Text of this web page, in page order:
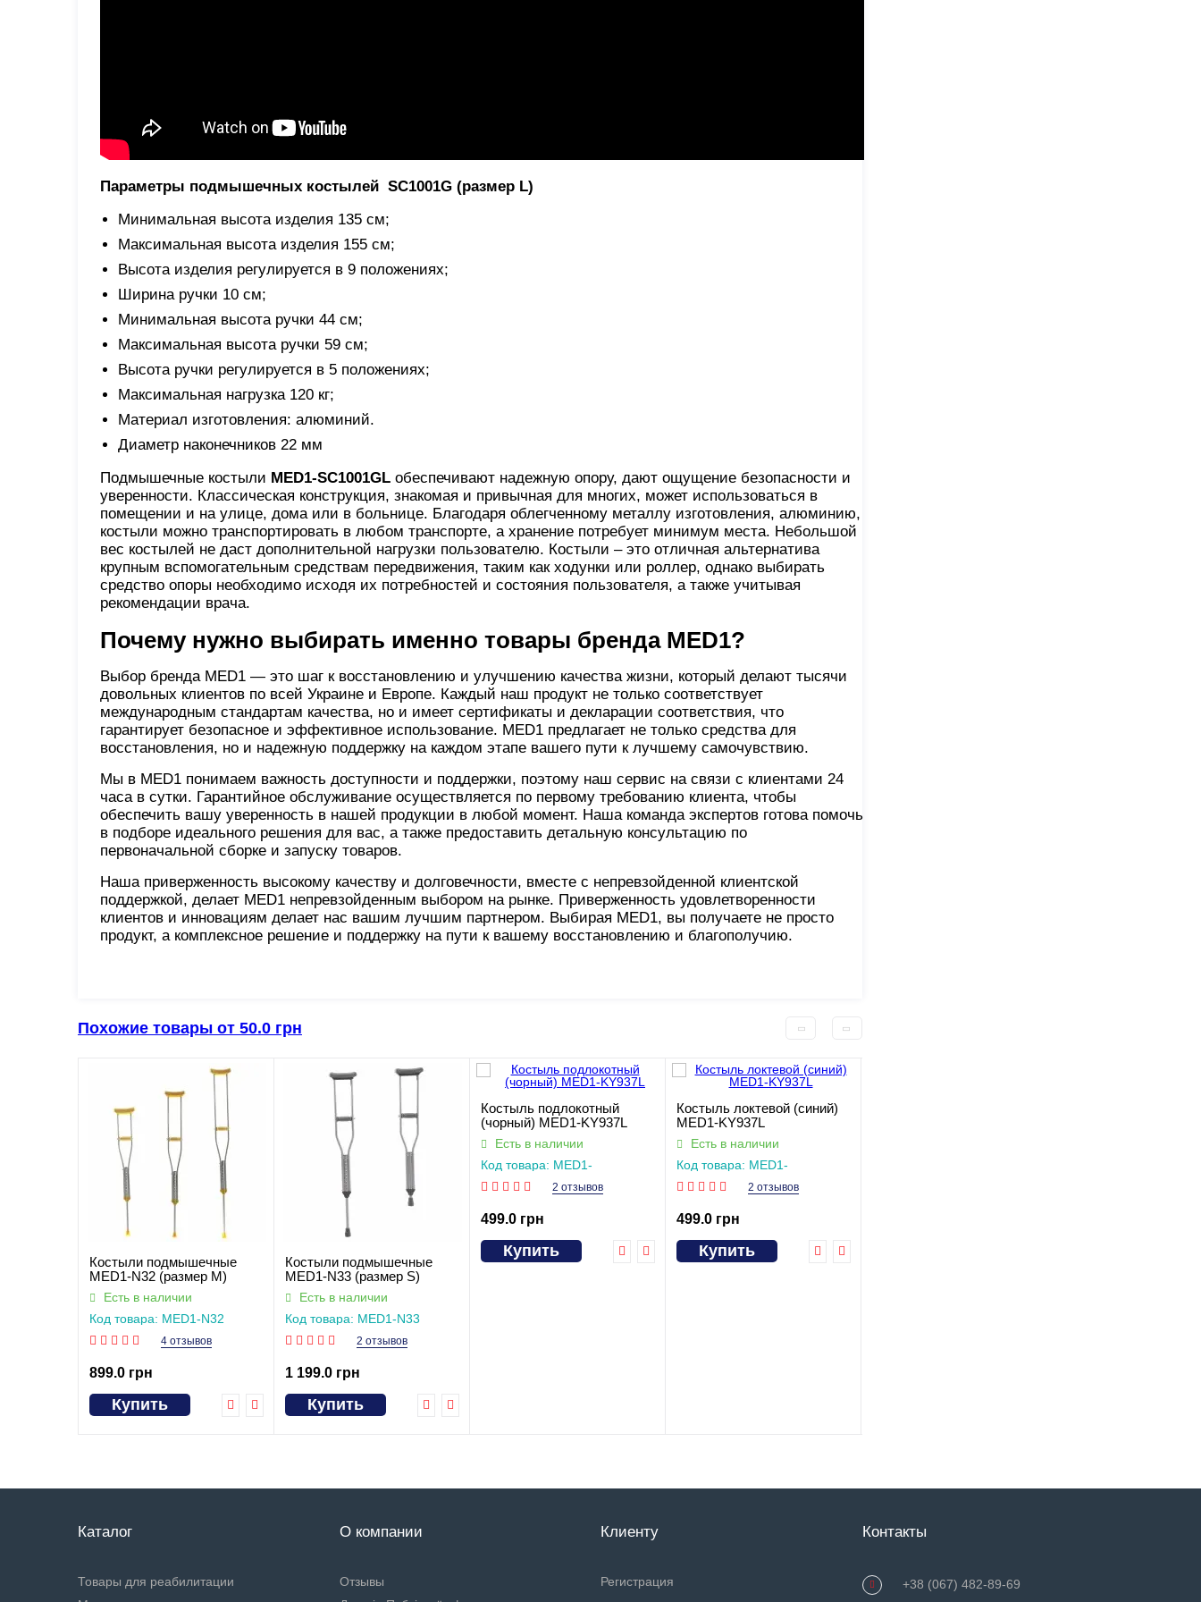
Параметры подмышечных костылей SC1001G (размер L)
Минимальная высота изделия 135 см;
Максимальная высота изделия 155 см;
Высота изделия регулируется в 9 положениях;
Ширина ручки 10 см;
Минимальная высота ручки 44 см;
Максимальная высота ручки 59 см;
Высота ручки регулируется в 5 положениях;
Максимальная нагрузка 120 кг;
Материал изготовления: алюминий.
Диаметр наконечников 22 мм
Подмышечные костыли MED1-SC1001GL обеспечивают надежную опору, дают ощущение безопасности и
уверенности. Классическая конструкция, знакомая и привычная для многих, может использоваться в
помещении и на улице, дома или в больнице. Благодаря облегченному металлу изготовления, алюминию,
костыли можно транспортировать в любом транспорте, а хранение потребует минимум места. Небольшой
вес костылей не даст дополнительной нагрузки пользователю. Костыли – это отличная альтернатива
крупным вспомогательным средствам передвижения, таким как ходунки или роллер, однако выбирать
средство опоры необходимо исходя их потребностей и состояния пользователя, а также учитывая
рекомендации врача.
Почему нужно выбирать именно товары бренда MED1?
Выбор бренда MED1 — это шаг к восстановлению и улучшению качества жизни, который делают тысячи
довольных клиентов по всей Украине и Европе. Каждый наш продукт не только соответствует
международным стандартам качества, но и имеет сертификаты и декларации соответствия, что
гарантирует безопасное и эффективное использование. MED1 предлагает не только средства для
восстановления, но и надежную поддержку на каждом этапе вашего пути к лучшему самочувствию.
Мы в MED1 понимаем важность доступности и поддержки, поэтому наш сервис на связи с клиентами 24
часа в сутки. Гарантийное обслуживание осуществляется по первому требованию клиента, чтобы
обеспечить вашу уверенность в нашей продукции в любой момент. Наша команда экспертов готова помочь
в подборе идеального решения для вас, а также предоставить детальную консультацию по
первоначальной сборке и запуску товаров.
Наша приверженность высокому качеству и долговечности, вместе с непревзойденной клиентской
поддержкой, делает MED1 непревзойденным выбором на рынке. Приверженность удовлетворенности
клиентов и инновациям делает нас вашим лучшим партнером. Выбирая MED1, вы получаете не просто
продукт, а комплексное решение и поддержку на пути к вашему восстановлению и благополучию.
Похожие товары от 50.0 грн
Костыли подмышечные
MED1-N32 (размер M)
Есть в наличии
Код товара: MED1-N32
4 отзывов
899.0 грн
Купить
Костыли подмышечные
MED1-N33 (размер S)
Есть в наличии
Код товара: MED1-N33
2 отзывов
1 199.0 грн
Купить
Костыль подлокотный
(чорный) MED1-KY937L
Есть в наличии
Код товара: MED1-
2 отзывов
499.0 грн
Купить
Костыль локтевой (синий)
MED1-KY937L
Есть в наличии
Код товара: MED1-
2 отзывов
499.0 грн
Купить
Каталог
Товары для реабилитации
О компании
Отзывы
Клиенту
Регистрация
Контакты
+38 (067) 482-89-69